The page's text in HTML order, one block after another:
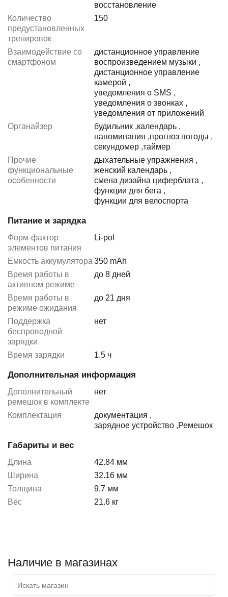
восстановление
Количество
предустановленных
тренировок
150
Взаимодействие со
смартфоном
дистанционное управление
воспроизведением музыки ,
дистанционное управление
камерой ,
уведомления о SMS ,
уведомления о звонках ,
уведомления от приложений
Органайзер
будильник ,календарь ,
напоминания ,прогноз погоды ,
секундомер ,таймер
Прочие
функциональные
особенности
дыхательные упражнения ,
женский календарь ,
смена дизайна циферблата ,
функции для бега ,
функции для велоспорта
Питание и зарядка
Форм-фактор
элементов питания
Li-pol
Емкость аккумулятора 350 mAh
Время работы в
активном режиме
до 8 дней
Время работы в
режиме ожидания
до 21 дня
Поддержка
беспроводной
зарядки
нет
Время зарядки 1.5 ч
Дополнительная информация
Дополнительный
ремешок в комплекте
нет
Комплектация документация ,
зарядное устройство ,Ремешок
Габариты и вес
Длина
42.84 мм
Ширина
32.16 мм
Толщина
9.7 мм
Вес
21.6 кг
Наличие в магазинах